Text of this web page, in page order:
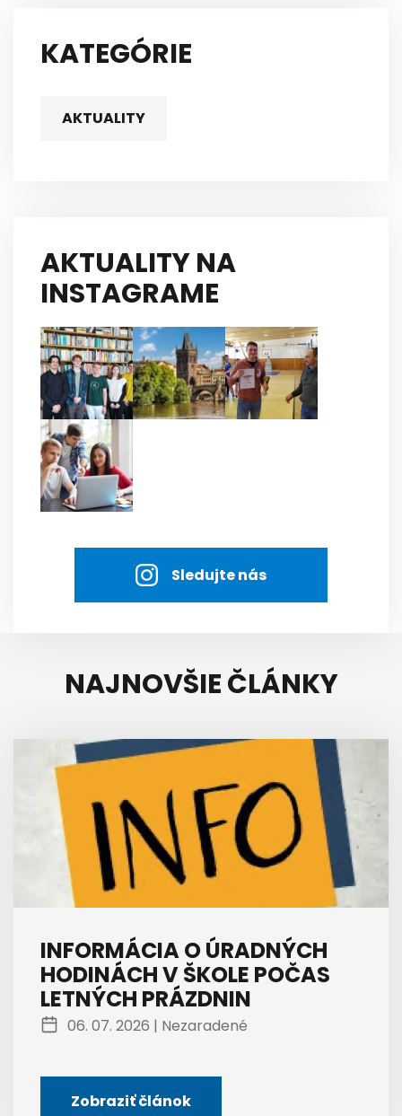
KATEGÓRIE
AKTUALITY
AKTUALITY NA
INSTAGRAME
Sledujte nás
NAJNOVŠIE ČLÁNKY
INFORMÁCIA O ÚRADNÝCH
HODINÁCH V ŠKOLE POČAS
LETNÝCH PRÁZDNIN
06. 07. 2026 | Nezaradené
Zobraziť článok